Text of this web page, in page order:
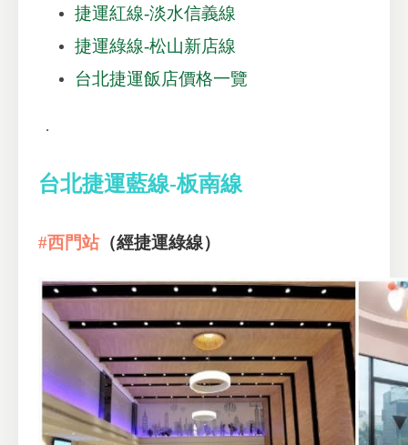
捷運紅線-淡水信義線
捷運綠線-松山新店線
台北捷運飯店價格一覽
.
台北捷運藍線-板南線
#西門站（經捷運綠線）